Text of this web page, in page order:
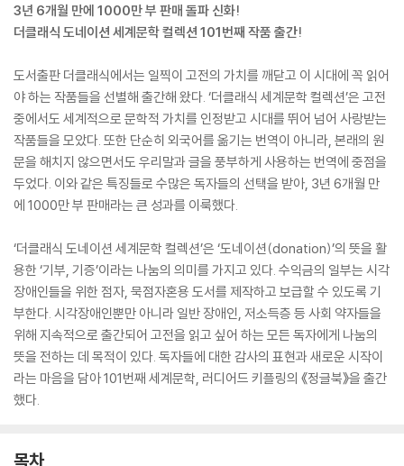
3년 6개월 만에 1000만 부 판매 돌파 신화!
더클래식 도네이션 세계문학 컬렉션 101번째 작품 출간!
도서출판 더클래식에서는 일찍이 고전의 가치를 깨닫고 이 시대에 꼭 읽어
야 하는 작품들을 선별해 출간해 왔다. ‘더클래식 세계문학 컬렉션’은 고전
중에서도 세계적으로 문학적 가치를 인정받고 시대를 뛰어 넘어 사랑받는
작품들을 모았다. 또한 단순히 외국어를 옮기는 번역이 아니라, 본래의 원
문을 해치지 않으면서도 우리말과 글을 풍부하게 사용하는 번역에 중점을
두었다. 이와 같은 특징들로 수많은 독자들의 선택을 받아, 3년 6개월 만
에 1000만 부 판매라는 큰 성과를 이룩했다.
‘더클래식 도네이션 세계문학 컬렉션’은 ‘도네이션(donation)’의 뜻을 활
용한 ‘기부, 기증’이라는 나눔의 의미를 가지고 있다. 수익금의 일부는 시각
장애인들을 위한 점자, 묵점자혼용 도서를 제작하고 보급할 수 있도록 기
부한다. 시각장애인뿐만 아니라 일반 장애인, 저소득층 등 사회 약자들을
위해 지속적으로 출간되어 고전을 읽고 싶어 하는 모든 독자에게 나눔의
뜻을 전하는 데 목적이 있다. 독자들에 대한 감사의 표현과 새로운 시작이
라는 마음을 담아 101번째 세계문학, 러디어드 키플링의 《정글북》을 출간
했다.
목차